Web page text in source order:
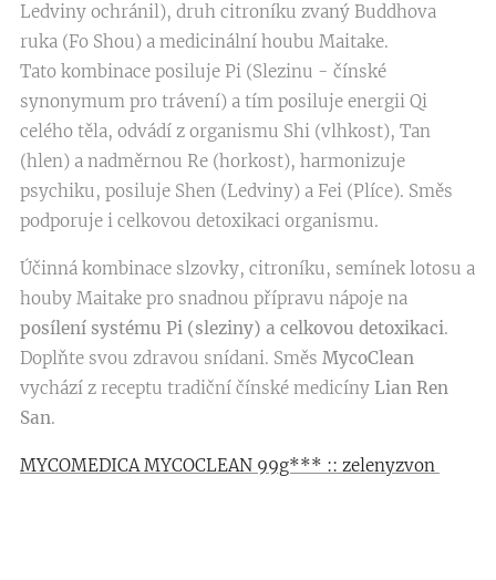
Ledviny ochránil), druh citroníku zvaný Buddhova
ruka (Fo Shou) a medicinální houbu Maitake.
Tato kombinace posiluje Pi (Slezinu - čínské
synonymum pro trávení) a tím posiluje energii Qi
celého těla, odvádí z organismu Shi (vlhkost), Tan
(hlen) a nadměrnou Re (horkost), harmonizuje
psychiku, posiluje Shen (Ledviny) a Fei (Plíce). Směs
podporuje i celkovou detoxikaci organismu.
Účinná kombinace slzovky, citroníku, semínek lotosu a
houby Maitake pro snadnou přípravu nápoje na
posílení systému Pi (sleziny) a celkovou detoxikaci.
Doplňte svou zdravou snídani. Směs MycoClean
vychází z receptu tradiční čínské medicíny Lian Ren
San.
MYCOMEDICA MYCOCLEAN 99g*** :: zelenyzvon